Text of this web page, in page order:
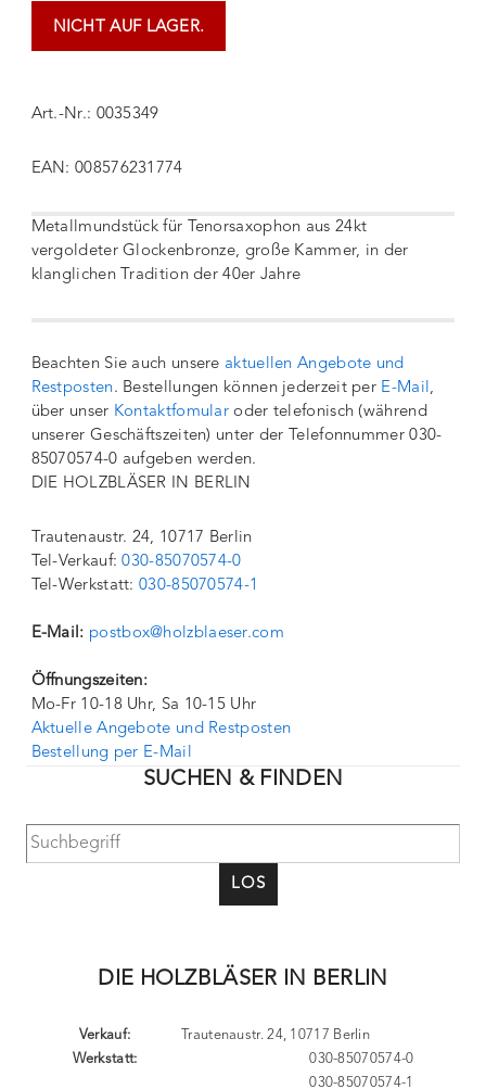
NICHT AUF LAGER.
Art.-Nr.: 0035349
EAN: 008576231774
Metallmundstück für Tenorsaxophon aus 24kt
vergoldeter Glockenbronze, große Kammer, in der
klanglichen Tradition der 40er Jahre
Beachten Sie auch unsere aktuellen Angebote und
Restposten. Bestellungen können jederzeit per E-Mail,
über unser Kontaktfomular oder telefonisch (während
unserer Geschäftszeiten) unter der Telefonnummer 030-
85070574-0 aufgeben werden.
DIE HOLZBLÄSER IN BERLIN
Trautenaustr. 24, 10717 Berlin
Tel-Verkauf:030-85070574-0
Tel-Werkstatt:030-85070574-1
E-Mail: postbox@holzblaeser.com
Öffnungszeiten:
Mo-Fr 10-18 Uhr, Sa 10-15 Uhr
Aktuelle Angebote und Restposten
Bestellung per E-Mail
SUCHEN & FINDEN
LOS
DIE HOLZBLÄSER IN BERLIN
Trautenaustr. 24, 10717 Berlin
Verkauf:
Werkstatt:
030-85070574-0
030-85070574-1